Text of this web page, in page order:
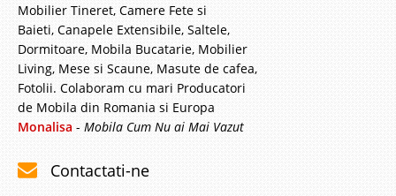
Mobilier Tineret, Camere Fete si
Baieti, Canapele Extensibile, Saltele,
Dormitoare, Mobila Bucatarie, Mobilier
Living, Mese si Scaune, Masute de cafea,
Fotolii. Colaboram cu mari Producatori
de Mobila din Romania si Europa
Monalisa - Mobila Cum Nu ai Mai Vazut
Contactati-ne